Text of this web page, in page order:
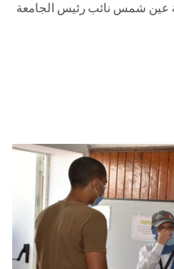
عين شمس نائب رئيس الجامعة